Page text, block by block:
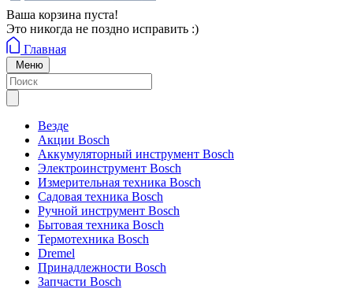
Ваша корзина пуста!
Это никогда не поздно исправить :)
Главная
Меню
Везде
Акции Bosch
Аккумуляторный инструмент Bosch
Электроинструмент Bosch
Измерительная техника Bosch
Садовая техника Bosch
Ручной инструмент Bosch
Бытовая техника Bosch
Термотехника Bosch
Dremel
Принадлежности Bosch
Запчасти Bosch